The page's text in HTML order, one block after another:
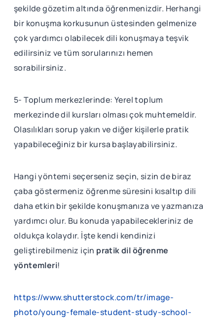
şekilde gözetim altında öğrenmenizdir. Herhangi
bir konuşma korkusunun üstesinden gelmenize
çok yardımcı olabilecek dili konuşmaya teşvik
edilirsiniz ve tüm sorularınızı hemen
sorabilirsiniz.
5- Toplum merkezlerinde: Yerel toplum
merkezinde dil kursları olması çok muhtemeldir.
Olasılıkları sorup yakın ve diğer kişilerle pratik
yapabileceğiniz bir kursa başlayabilirsiniz.
Hangi yöntemi seçerseniz seçin, sizin de biraz
çaba göstermeniz öğrenme süresini kısaltıp dili
daha etkin bir şekilde konuşmanıza ve yazmanıza
yardımcı olur. Bu konuda yapabilecekleriniz de
oldukça kolaydır. İşte kendi kendinizi
geliştirebilmeniz için pratik dil öğrenme
yöntemleri!
https://www.shutterstock.com/tr/image-
photo/young-female-student-study-school-